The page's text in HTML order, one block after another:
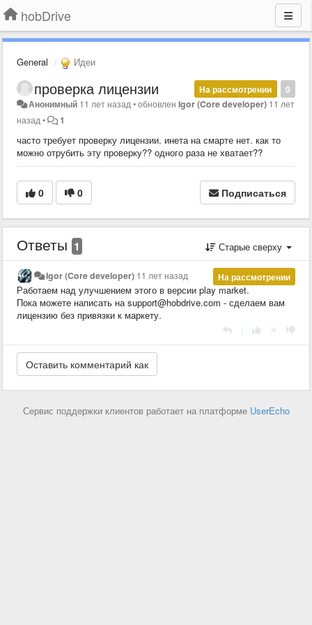
hobDrive
General Идеи
0
На рассмотрении
проверка лицензии
Анонимный 11 лет назад •обновленIgor (Core developer) 11 лет
назад • 1
часто требует проверку лицензии. инета на смарте нет. как то
можно отрубить эту проверку?? одного раза не хватает??
0 0 Подписаться
Ответы 1 Старые сверху
На рассмотрении
Igor (Core developer) 11 лет назад
Работаем над улучшением этого в версии play market.
Пока можете написать на support@hobdrive.com - сделаем вам
лицензию без привязки к маркету.
Сервис поддержки клиентов работает на платформе UserEcho